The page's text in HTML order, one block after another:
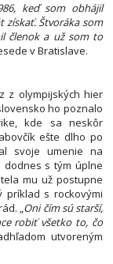
keď som obhájil
získať. Štvoráka som
členok a už som to
v Bratislave.
z olympijských hier
ho poznalo
kde sa neskôr
ešte dlho po
svoje umenie na
dodnes s tým úplne
mu už postupne
príklad s rockovými
„Oni čím sú starší,
robiť všetko to, čo
utvoreným